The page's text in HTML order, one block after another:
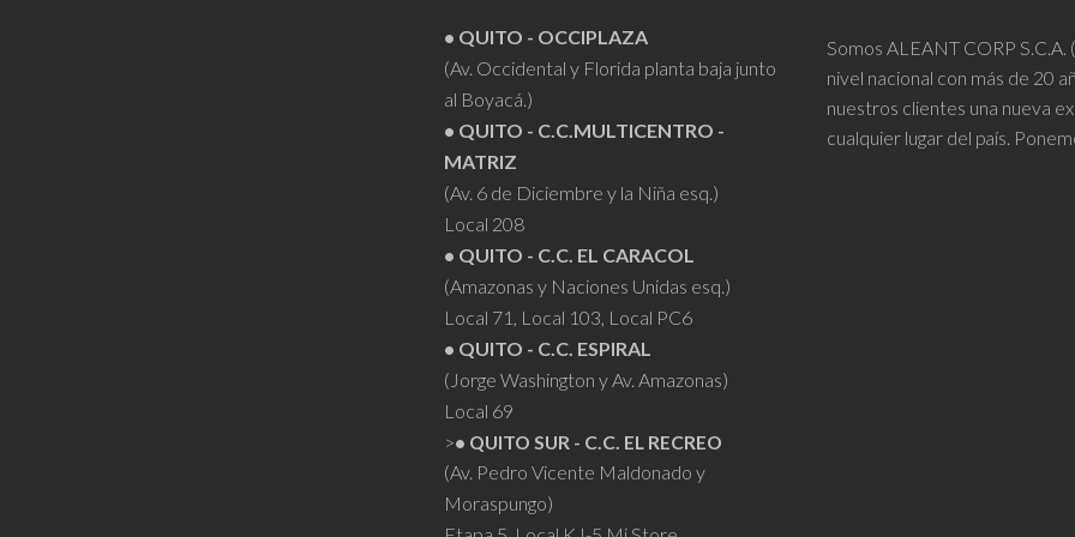
• QUITO - OCCIPLAZA
(Av. Occidental y Florida planta baja junto
al Boyacá.)
• QUITO - C.C.MULTICENTRO -
MATRIZ
(Av. 6 de Diciembre y la Niña esq.)
Local 208
• QUITO - C.C. EL CARACOL
(Amazonas y Naciones Unidas esq.)
Local 71, Local 103, Local PC6
• QUITO - C.C. ESPIRAL
(Jorge Washington y Av. Amazonas)
Local 69
>• QUITO SUR - C.C. EL RECREO
(Av. Pedro Vicente Maldonado y
Moraspungo)
Somos ALEANT CORP
nivel nacional con más de 20
nuestros clientes una nueva
cualquier lugar del país.